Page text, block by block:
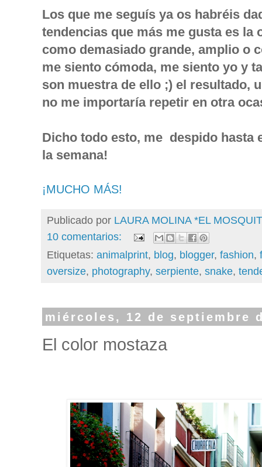
Los que me seguís ya os habréis
tendencias que más me gusta es
como demasiado grande, amplio o
me siento cómoda, me siento yo y
son muestra de ello ;) el resultado,
no me importaría repetir en otra
Dicho todo esto, me despido hasta
la semana!
¡MUCHO MÁS!
Publicado por LAURA MOLINA *EL
10 comentarios:
Etiquetas: animalprint, blog, blogger, fashion,
oversize, photography, serpiente, snake,
miércoles, 12 de septiembre
El color mostaza